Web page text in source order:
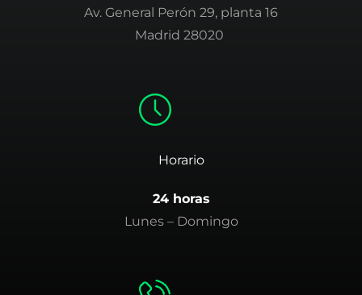
Av. General Perón 29, planta 16
Madrid 28020
Horario
24 horas
Lunes – Domingo